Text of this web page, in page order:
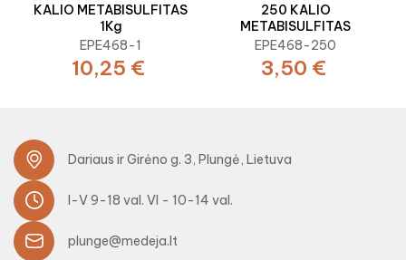
KALIO METABISULFITAS
1Kg
EPE468-1
10,25 €
250 KALIO
METABISULFITAS
EPE468-250
3,50 €
Dariaus ir Girėno g. 3, Plungė, Lietuva
I-V 9-18 val. VI - 10-14 val.
plunge@medeja.lt